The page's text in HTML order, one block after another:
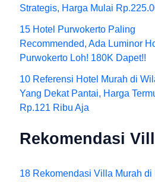
Strategis, Harga Mulai
15 Hotel Purwokerto Paling
Recommended, Ada Luminor
Purwokerto Loh! 180K Dapet!!
10 Referensi Hotel Murah di
Yang Dekat Pantai, Harga
Rp.121 Ribu Aja
Rekomendasi
18 Rekomendasi Villa Murah di